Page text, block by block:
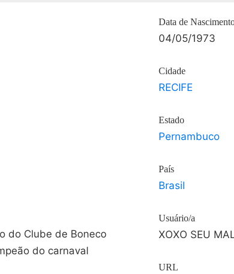
do Clube de Boneco
do carnaval
Data de
04/05/1973
Cidade
RECIFE
Estado
Pernambuco
País
Brasil
Usuário/a
XOXO SEU
URL